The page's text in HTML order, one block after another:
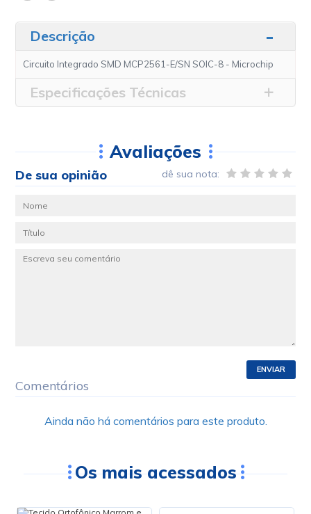
Descrição
Circuito Integrado SMD MCP2561-E/SN SOIC-8 - Microchip
Especificações Técnicas
Avaliações
De sua opinião dê sua nota:
ENVIAR
Comentários
Ainda não há comentários para este produto.
Os mais acessados